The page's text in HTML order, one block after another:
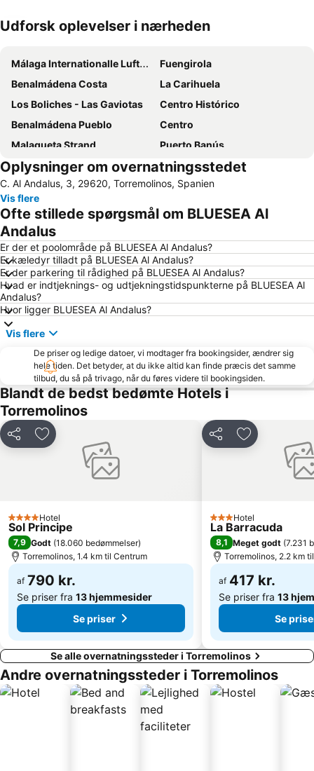
Udvid kort
Udforsk oplevelser i nærheden
Málaga Internationalle Lufthavn
Fuengirola
Benalmádena Costa
La Carihuela
Los Boliches - Las Gaviotas
Centro Histórico
Benalmádena Pueblo
Centro
Malagueta Strand
Puerto Banús
Torreblanca
Marina de Puerto Banus
Torrequebrada
Nueva Andalucía
La Malagueta
La Fonda
Centro Comercial Málaga Plaza
Marbella Golf & Country Club
El Pinillo
Malaga Busstation
La Cala Resort
Arena of La Malagueta
De Calahonda
Arroyo de la Miel Train Station
Pedregalejo
Vialia Estación María Zambrano
Cala del Moral
Benajarafe
Bailén-Miraflores
Convention & Exhibition Centre of Marbella
Paseo Maritimo La Carihuela
Arroyo de la Miel
Puerto Cabopino
Pedregalejo
Lauro Golf
San Pedro Alcántara
San Julián - Campo de Golf
Puerto de Caleta de Vélez
Sea Life Benalmadena
Torremuelle
Calanova Golf Club
Oplysninger om overnatningsstedet
C. Al Andalus, 3, 29620, Torremolinos, Spanien
Vis flere
Ofte stillede spørgsmål om BLUESEA Al
Andalus
Er der et poolområde på BLUESEA Al Andalus?
Er kæledyr tilladt på BLUESEA Al Andalus?
Er der parkering til rådighed på BLUESEA Al Andalus?
Hvad er indtjeknings- og udtjekningstidspunkterne på BLUESEA Al
Andalus?
Hvor ligger BLUESEA Al Andalus?
Vis flere
De priser og ledige datoer, vi modtager fra bookingsider, ændrer sig
hele tiden. Det betyder, at du ikke altid kan finde præcis det samme
tilbud, du så på trivago, når du føres videre til bookingsiden.
Blandt de bedst bedømte Hotels i
Torremolinos
Del Føj til favoritter
4 Stjerner
Hotel
Sol Principe
7,9 Godt (18.060 bedømmelser)
Torremolinos, 1.4 km til Centrum
af 790 kr.
Se priser fra 13 hjemmesider
Se priser
Del Føj til
3 Stjerner
Hotel
La Barracuda
8,1 Meget godt (7.231
Torremolinos, 2.2 km
af 417 kr.
Se priser fra 13
Se
Se alle overnatningssteder i Torremolinos
Andre overnatningssteder i Torremolinos